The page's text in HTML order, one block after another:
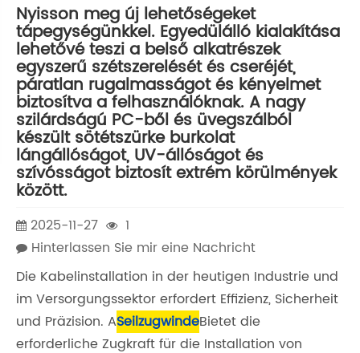
Nyisson meg új lehetőségeket
tápegységünkkel. Egyedülálló kialakítása
lehetővé teszi a belső alkatrészek
egyszerű szétszerelését és cseréjét,
páratlan rugalmasságot és kényelmet
biztosítva a felhasználóknak. A nagy
szilárdságú PC-ből és üvegszálból
készült sötétszürke burkolat
lángállóságot, UV-állóságot és
szívósságot biztosít extrém körülmények
között.
2025-11-27
1
Hinterlassen Sie mir eine Nachricht
Die Kabelinstallation in der heutigen Industrie und
im Versorgungssektor erfordert Effizienz, Sicherheit
und Präzision. ASeilzugwindeBietet die
erforderliche Zugkraft für die Installation von